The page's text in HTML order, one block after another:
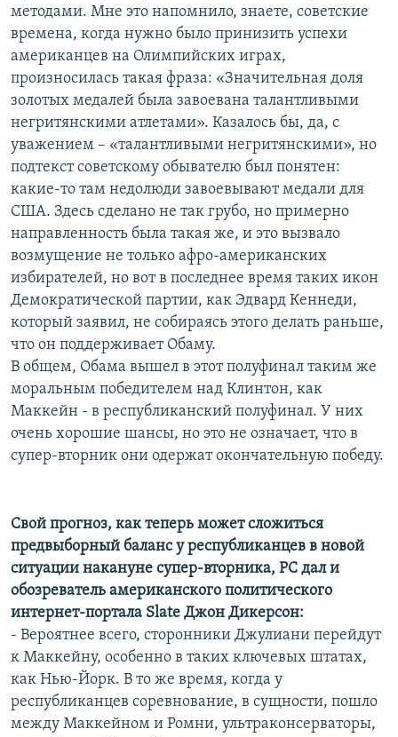
методами. Мне это напомнило, знаете, советские
времена, когда нужно было принизить успехи
американцев на Олимпийских играх,
произносилась такая фраза: «Значительная доля
золотых медалей была завоевана талантливыми
негритянскими атлетами». Казалось бы, да, с
уважением – «талантливыми негритянскими», но
подтекст советскому обывателю был понятен:
какие-то там недолюди завоевывают медали для
США. Здесь сделано не так грубо, но примерно
направленность была такая же, и это вызвало
возмущение не только афро-американских
избирателей, но вот в последнее время таких икон
Демократической партии, как Эдвард Кеннеди,
который заявил, не собираясь этого делать раньше,
что он поддерживает Обаму.
В общем, Обама вышел в этот полуфинал таким же
моральным победителем над Клинтон, как
Маккейн - в республиканский полуфинал. У них
очень хорошие шансы, но это не означает, что в
супер-вторник они одержат окончательную победу.
Свой прогноз, как теперь может сложиться
предвыборный баланс у республиканцев в новой
ситуации накануне супер-вторника, РС дал и
обозреватель американского политического
интернет-портала Slate Джон Дикерсон:
- Вероятнее всего, сторонники Джулиани перейдут
к Маккейну, особенно в таких ключевых штатах,
как Нью-Йорк. В то же время, когда у
республиканцев соревнование, в сущности, пошло
между Маккейном и Ромни, ультраконсерваторы,